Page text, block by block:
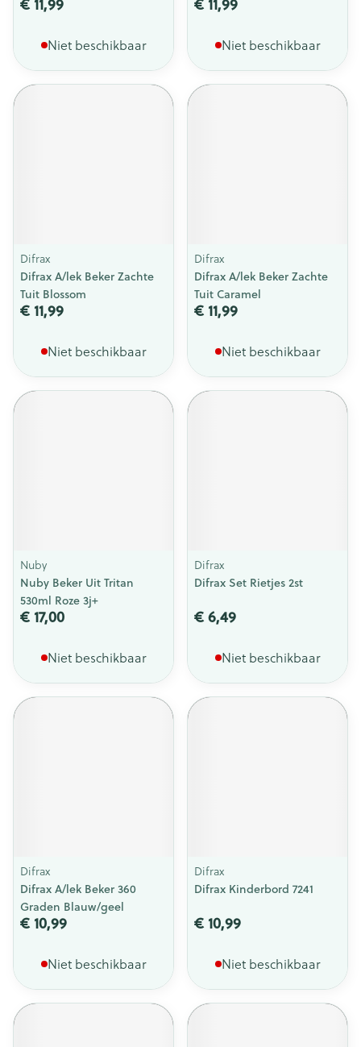
Niet beschikbaar Niet beschikbaar
Difrax
Difrax A/lek Beker Zachte
Tuit Blossom
€ 11,99
Niet beschikbaar
Difrax
Difrax A/lek Beker Zachte
Tuit Caramel
€ 11,99
Niet beschikbaar
Nuby
Nuby Beker Uit Tritan
530ml Roze 3j+
€ 17,00
Niet beschikbaar
Difrax
Difrax Set Rietjes 2st
€ 6,49
Niet beschikbaar
Difrax
Difrax A/lek Beker 360
Graden Blauw/geel
€ 10,99
Niet beschikbaar
Difrax
Difrax Kinderbord 7241
€ 10,99
Niet beschikbaar